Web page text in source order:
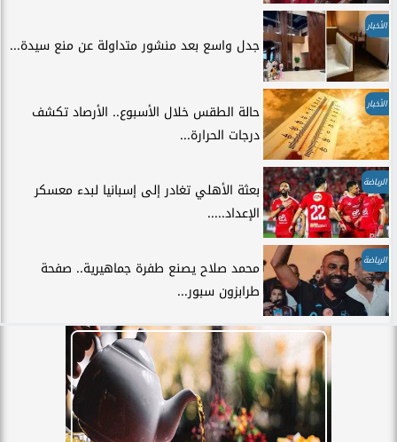
الأخبار
جدل واسع بعد منشور متداولة عن منع سيدة...
الأخبار
حالة الطقس خلال الأسبوع.. الأرصاد تكشف
درجات الحرارة...
الرياضة
بعثة الأهلي تغادر إلى إسبانيا لبدء معسكر
الإعداد.....
الرياضة
محمد صلاح يصنع طفرة جماهيرية.. صفحة
طرابزون سبور...